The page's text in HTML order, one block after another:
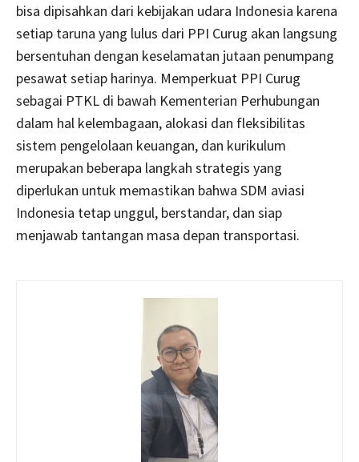
bisa dipisahkan dari kebijakan udara Indonesia karena
setiap taruna yang lulus dari PPI Curug akan langsung
bersentuhan dengan keselamatan jutaan penumpang
pesawat setiap harinya. Memperkuat PPI Curug
sebagai PTKL di bawah Kementerian Perhubungan
dalam hal kelembagaan, alokasi dan fleksibilitas
sistem pengelolaan keuangan, dan kurikulum
merupakan beberapa langkah strategis yang
diperlukan untuk memastikan bahwa SDM aviasi
Indonesia tetap unggul, berstandar, dan siap
menjawab tantangan masa depan transportasi.